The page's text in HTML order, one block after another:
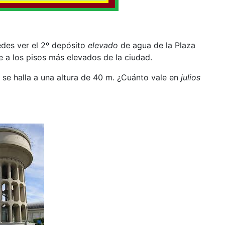
ver el 2º depósito elevado de agua de la Plaza
los pisos más elevados de la ciudad.
halla a una altura de 40 m. ¿Cuánto vale en julios